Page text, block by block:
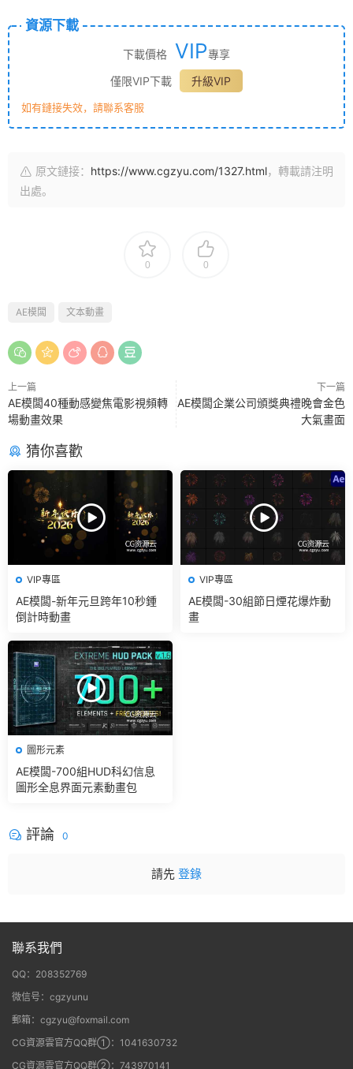
資源下載
下載價格 VIP專享
僅限VIP下載
升級VIP
如有鏈接失效，請聯系客服
原文鏈接： https://www.cgzyu.com/1327.html，轉載請注明
出處。
0 0
AE模闆 文本動畫
上一篇
AE模闆40種動感變焦電影視頻轉
場動畫效果
下一篇
AE模闆企業公司頒獎典禮晚會金色
大氣畫面
猜你喜歡
VIP專區
AE模闆-新年元旦跨年10秒鍾
倒計時動畫
VIP專區
AE模闆-30組節日煙花爆炸動
畫
圖形元素
AE模闆-700組HUD科幻信息
圖形全息界面元素動畫包
評論 0
請先 登錄
聯系我們
QQ：208352769
微信号：cgzyunu
郵箱：cgzyu@foxmail.com
CG資源雲官方QQ群①：1041630732
CG資源雲官方QQ群②：743970141